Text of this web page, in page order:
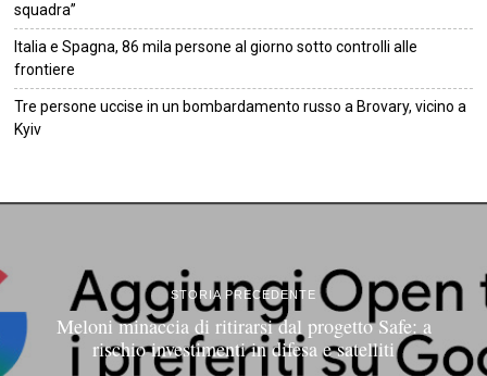
squadra”
Italia e Spagna, 86 mila persone al giorno sotto controlli alle
frontiere
Tre persone uccise in un bombardamento russo a Brovary, vicino a
Kyiv
STORIA PRECEDENTE
Meloni minaccia di ritirarsi dal progetto Safe: a
rischio investimenti in difesa e satelliti